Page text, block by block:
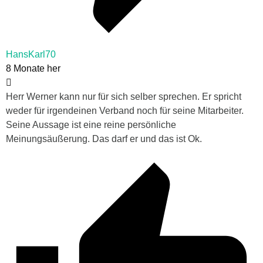
HansKarl70
8 Monate her
Herr Werner kann nur für sich selber sprechen. Er spricht
weder für irgendeinen Verband noch für seine Mitarbeiter.
Seine Aussage ist eine reine persönliche
Meinungsäußerung. Das darf er und das ist Ok.